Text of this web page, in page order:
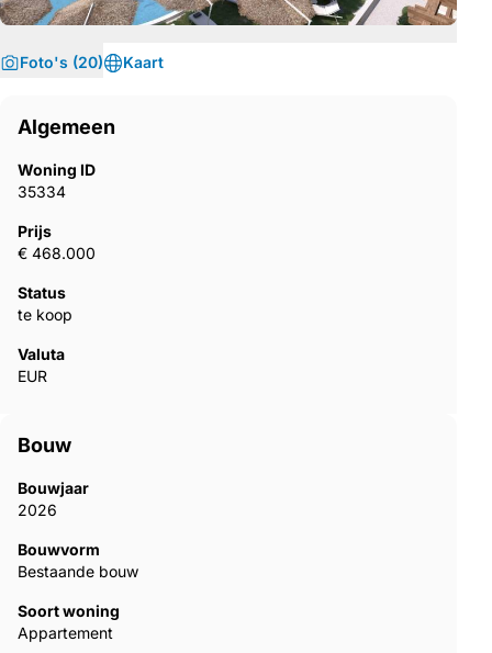
Foto's (20) Kaart
Algemeen
Woning ID
35334
Prijs
€ 468.000
Status
te koop
Valuta
EUR
Bouw
Bouwjaar
2026
Bouwvorm
Bestaande bouw
Soort woning
Appartement